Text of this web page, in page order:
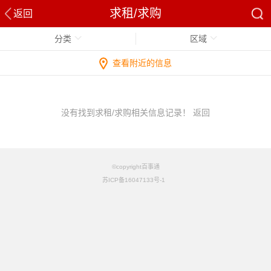
返回 求租/求购
分类 区域
查看附近的信息
没有找到求租/求购相关信息记录！ 返回
©copyright百事通
苏ICP备16047133号-1